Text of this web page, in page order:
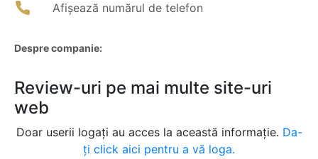
Afișează numărul de telefon
Despre companie:
Review-uri pe mai multe site-uri
web
Doar userii logați au acces la această informație. Da-
ți click aici pentru a vă loga.